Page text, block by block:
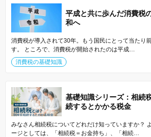
平成と共に歩んだ消費税
和へ
消費税が導入されて30年。もう国民にとって当たり
す。 ところで、消費税が開始されたのは平成…
消費税の基礎知識
基礎知識シリーズ：相続
続するとかかる税金
みなさん相続税についてどれだけ知っていますか？
ージとしては、「相続税＝お金持ち」、「相続…